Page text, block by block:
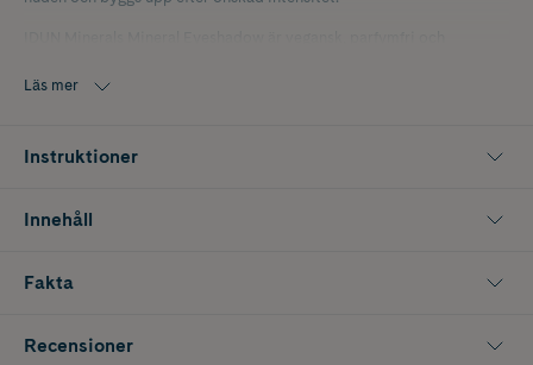
Läs mer
Instruktioner
Innehåll
Fakta
Recensioner